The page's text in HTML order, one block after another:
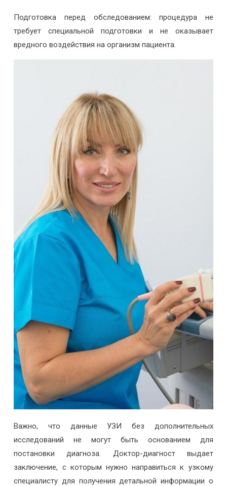
Подготовка перед обследованием: процедура не
требует специальной подготовки и не оказывает
вредного воздействия на организм пациента.
Важно, что данные УЗИ без дополнительных
исследований не могут быть основанием для
постановки диагноза. Доктор-диагност выдает
заключение, с которым нужно направиться к узкому
специалисту для получения детальной информации о